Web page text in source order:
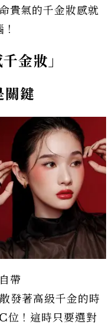
貴氣的千金妝感就
金妝」
關鍵
帶
發著高級千金的時
位！這時只要選對